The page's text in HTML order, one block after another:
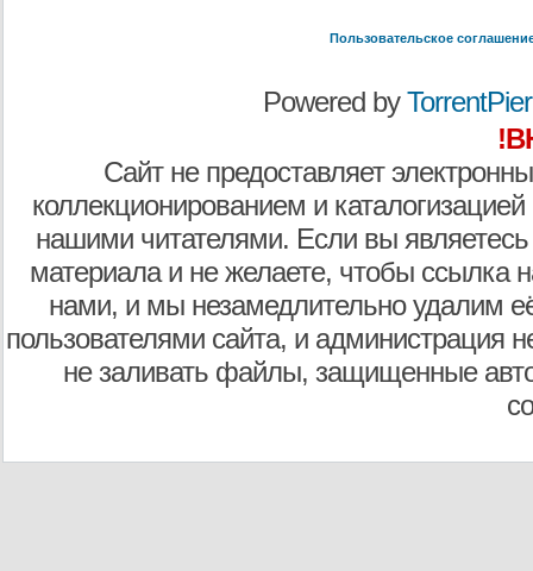
Пользовательское
Powered by
Сайт не предоставляет
коллекционированием и
нашими читателями. Если вы являетесь
материала и не желаете, чтобы ссылка
нами, и мы незамедлительно удалим
пользователями сайта, и администрация
не заливать файлы, защищенные